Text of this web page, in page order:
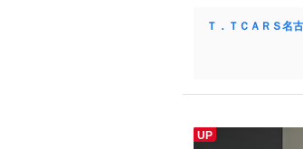
Ｔ．ＴＣＡＲＳ名
UP